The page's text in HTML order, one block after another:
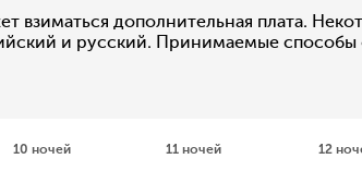
дополнительная плата.
и русский. Принимаемые способы
10 ночей 11 ночей 12